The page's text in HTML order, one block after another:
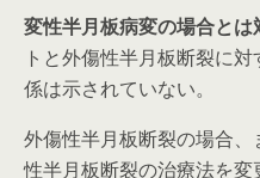
変性半月板病変の場合とは
トと外傷性半月板断裂に
係は示されていない。
外傷性半月板断裂の場合
性半月板断裂の治療法を